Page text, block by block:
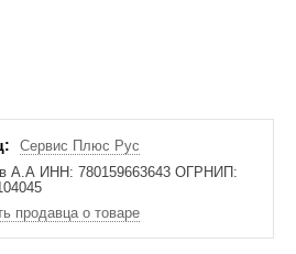
Сервис Плюс Рус
А.А ИНН: 780159663643 ОГРНИП:
продавца о товаре